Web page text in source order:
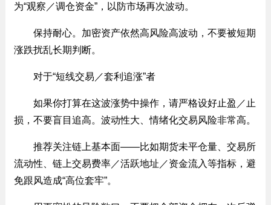
为“观察／调仓资金”，以防市场再次波动。
保持耐心。加密资产依然高风险高波动，不要被短期
涨跌扰乱长期判断。
对于“短线交易／套利追涨”者
如果你打算在这波涨势中操作，请严格设好止盈／止
损，不要盲目追高。波动性大、情绪化交易风险非常高。
推荐关注链上基本面——比如期货未平仓量、交易所
流动性、链上交易费率／活跃地址／资金流入等指标，避
免跟风造成“高位套牢”。